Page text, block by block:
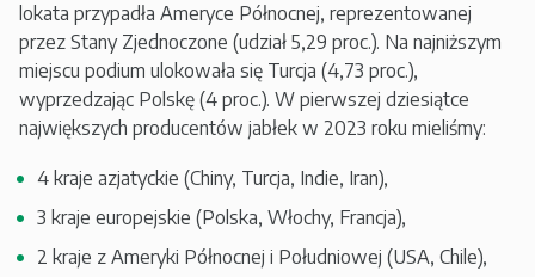
lokata przypadła Ameryce Północnej, reprezentowanej
przez Stany Zjednoczone (udział 5,29 proc.). Na najniższym
miejscu podium ulokowała się Turcja (4,73 proc.),
wyprzedzając Polskę (4 proc.). W pierwszej dziesiątce
największych producentów jabłek w 2023 roku mieliśmy:
4 kraje azjatyckie (Chiny, Turcja, Indie, Iran),
3 kraje europejskie (Polska, Włochy, Francja),
2 kraje z Ameryki Północnej i Południowej (USA, Chile),